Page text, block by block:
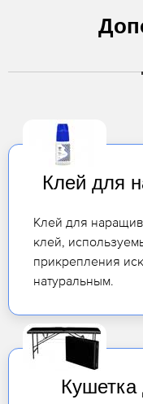
Клей для
Клей для
клей,
прикрепления
натуральным.